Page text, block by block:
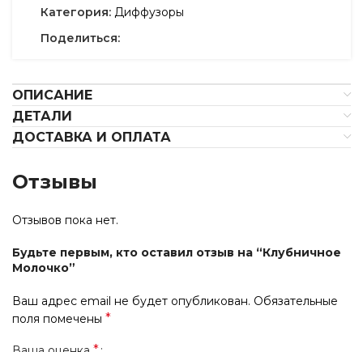
Категория: Диффузоры
Поделиться:
ОПИСАНИЕ
ДЕТАЛИ
ДОСТАВКА И ОПЛАТА
Отзывы
Отзывов пока нет.
Будьте первым, кто оставил отзыв на “Клубничное
Молочко”
Ваш адрес email не будет опубликован. Обязательные
поля помечены *